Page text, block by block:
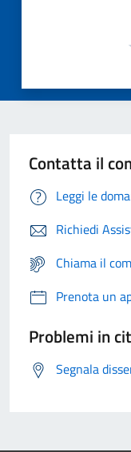
Contatta il
Leggi le
Richiedi
Chiama il
Prenota un
Problemi in
Segnala